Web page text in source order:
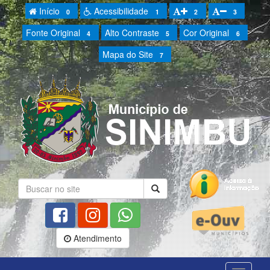
Início 0 Acessibilidade 1 2 3
Fonte Original 4 Alto Contraste 5 Cor Original 6
Mapa do Site 7
Atendimento